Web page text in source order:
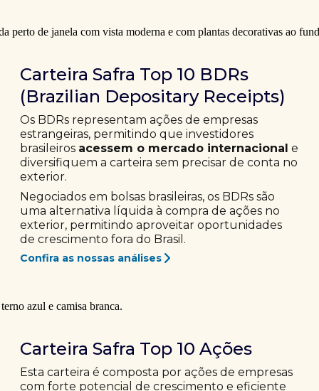
Carteira Safra Top 10 BDRs
(Brazilian Depositary Receipts)
Os BDRs representam ações de empresas
estrangeiras, permitindo que investidores
brasileiros acessem o mercado internacional e
diversifiquem a carteira sem precisar de conta no
exterior.
Negociados em bolsas brasileiras, os BDRs são
uma alternativa líquida à compra de ações no
exterior, permitindo aproveitar oportunidades
de crescimento fora do Brasil.
Confira as nossas análises
Carteira Safra Top 10 Ações
Esta carteira é composta por ações de empresas
com forte potencial de crescimento e eficiente